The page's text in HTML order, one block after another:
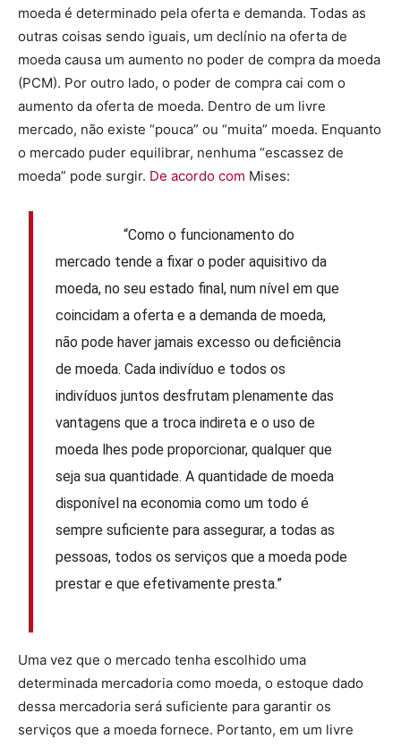
moeda é determinado pela oferta e demanda. Todas as
outras coisas sendo iguais, um declínio na oferta de
moeda causa um aumento no poder de compra da moeda
(PCM). Por outro lado, o poder de compra cai com o
aumento da oferta de moeda. Dentro de um livre
mercado, não existe “pouca” ou “muita” moeda. Enquanto
o mercado puder equilibrar, nenhuma “escassez de
moeda” pode surgir. De acordo com Mises:
“Como o funcionamento do
mercado tende a fixar o poder aquisitivo da
moeda, no seu estado final, num nível em que
coincidam a oferta e a demanda de moeda,
não pode haver jamais excesso ou deficiência
de moeda. Cada indivíduo e todos os
indivíduos juntos desfrutam plenamente das
vantagens que a troca indireta e o uso de
moeda lhes pode proporcionar, qualquer que
seja sua quantidade. A quantidade de moeda
disponível na economia como um todo é
sempre suficiente para assegurar, a todas as
pessoas, todos os serviços que a moeda pode
prestar e que efetivamente presta.”
Uma vez que o mercado tenha escolhido uma
determinada mercadoria como moeda, o estoque dado
dessa mercadoria será suficiente para garantir os
serviços que a moeda fornece. Portanto, em um livre